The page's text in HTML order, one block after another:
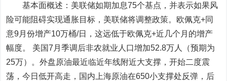
基本面概述：美联储如期加息75个基点，并表示如果风
险可能阻碍实现通胀目标，美联储将调整政策。欧佩克+同
意9月份增产10万桶/日，这远低于欧佩克+近几个月的增产
幅度。 美国7月季调后非农就业人口增加52.8万人（预期为
25万）。外盘原油最近临近年线附近大支撑，开始二度震
荡，今日低开高走，国内上海原油在650小支撑处反弹，后